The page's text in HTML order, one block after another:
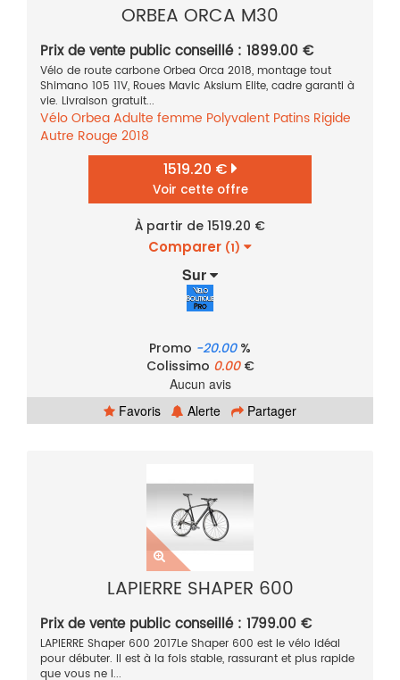
ORBEA ORCA M30
Prix de vente public conseillé : 1899.00 €
Vélo de route carbone Orbea Orca 2018, montage tout
Shimano 105 11V, Roues Mavic Aksium Elite, cadre garanti à
vie. Livraison gratuit...
VéloOrbeaAdulte femme Polyvalent Patins Rigide
Autre Rouge 2018
1519.20 €
Voir cette offre
À partir de 1519.20 €
Comparer (1)
Sur
Promo -20.00%
Colissimo 0.00€
Aucun avis
Favoris
Alerte Partager
LAPIERRE SHAPER 600
Prix de vente public conseillé : 1799.00 €
LAPIERRE Shaper 600 2017Le Shaper 600 est le vélo idéal
pour débuter. Il est à la fois stable, rassurant et plus rapide
que vous ne l...